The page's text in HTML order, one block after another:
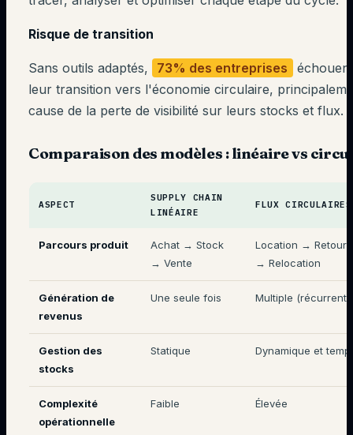
Risque de transition
Sans outils adaptés, 73% des entreprises
leur transition vers l'économie circulaire,
cause de la perte de visibilité sur leurs stocks et flux.
Comparaison des modèles : linéaire vs
ASPECT
SUPPLY CHAIN
LINÉAIRE
FLUX CIRCULAIRES
Parcours produit
Achat → Stock
→ Vente
Location → Retour
→ Relocation
Génération de
revenus
Une seule fois Multiple
Gestion des
stocks
Statique Dynamique et
Complexité
opérationnelle
Faible Élevée